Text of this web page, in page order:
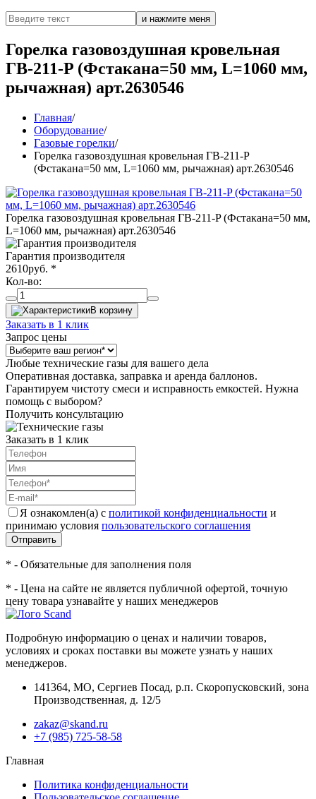
Горелка газовоздушная кровельная
ГВ-211-P (Фстакана=50 мм, L=1060 мм,
рычажная) арт.2630546
Главная/
Оборудование/
Газовые горелки/
Горелка газовоздушная кровельная ГВ-211-P
(Фстакана=50 мм, L=1060 мм, рычажная) арт.2630546
Горелка газовоздушная кровельная ГВ-211-P (Фстакана=50 мм,
L=1060 мм, рычажная) арт.2630546
Гарантия производителя
2610руб. *
Кол-во:
В корзину
Заказать в 1 клик
Запрос цены
Любые технические газы для вашего дела
Оперативная доставка, заправка и аренда баллонов.
Гарантируем чистоту смеси и исправность емкостей. Нужна
помощь с выбором?
Получить консультацию
Заказать в 1 клик
Я ознакомлен(а) с политикой конфиденциальности и
принимаю условия пользовательского соглашения
Отправить
* - Обязательные для заполнения поля
* - Цена на сайте не является публичной офертой, точную
цену товара узнавайте у наших менеджеров
Подробную информацию о ценах и наличии товаров,
условиях и сроках поставки вы можете узнать у наших
менеджеров.
141364, МО, Сергиев Посад, р.п. Скоропусковский, зона
Производственная, д. 12/5
zakaz@skand.ru
+7 (985) 725-58-58
Главная
Политика конфиденциальности